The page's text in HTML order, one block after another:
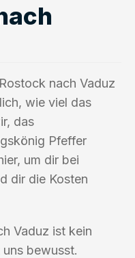
nach Vaduz
wie viel das
das
Pfeffer
um dir bei
dir die Kosten
Vaduz ist kein
bewusst.